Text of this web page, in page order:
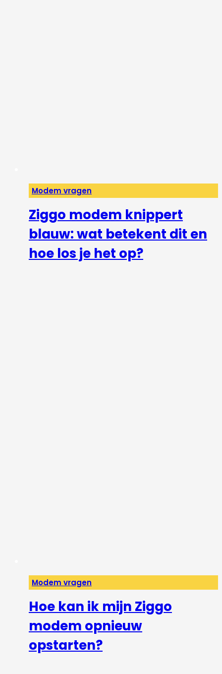
Modem vragen
Ziggo modem knippert
blauw: wat betekent dit en
hoe los je het op?
Modem vragen
Hoe kan ik mijn Ziggo
modem opnieuw
opstarten?